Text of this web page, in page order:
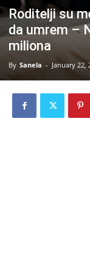
Roditelji su
da umrem –
miliona
By Sanela - January 22,